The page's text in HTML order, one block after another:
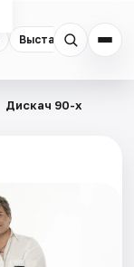
Выставки
Дискач 90-х